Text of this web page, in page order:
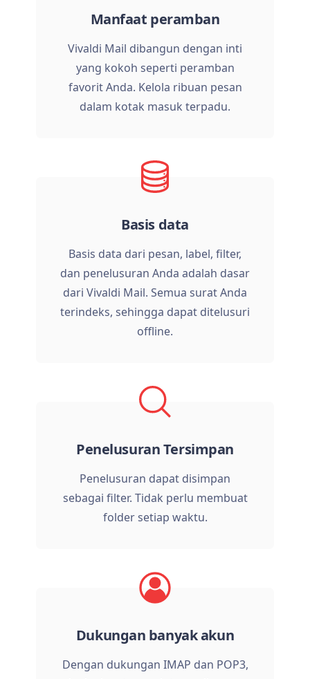
Manfaat peramban
Vivaldi Mail dibangun dengan inti
yang kokoh seperti peramban
favorit Anda. Kelola ribuan pesan
dalam kotak masuk terpadu.
Basis data
Basis data dari pesan, label, filter,
dan penelusuran Anda adalah dasar
dari Vivaldi Mail. Semua surat Anda
terindeks, sehingga dapat ditelusuri
offline.
Penelusuran Tersimpan
Penelusuran dapat disimpan
sebagai filter. Tidak perlu membuat
folder setiap waktu.
Dukungan banyak akun
Dengan dukungan IMAP dan POP3,